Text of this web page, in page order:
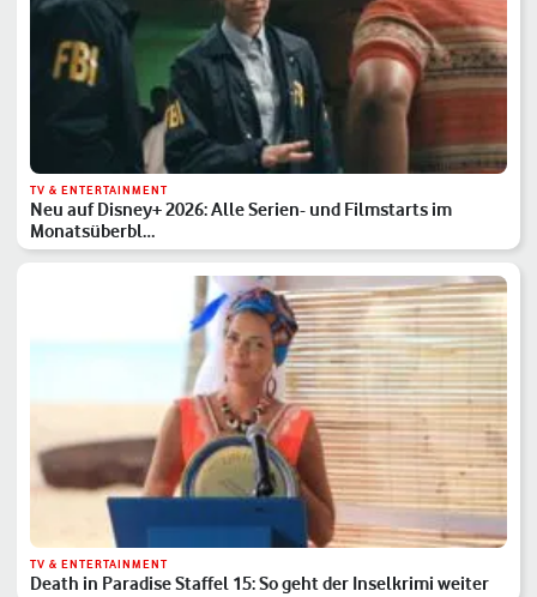
TV & ENTERTAINMENT
Neu auf Disney+ 2026: Alle Serien- und Filmstarts im
Monatsüberbl…
TV & ENTERTAINMENT
Death in Paradise Staffel 15: So geht der Inselkrimi weiter